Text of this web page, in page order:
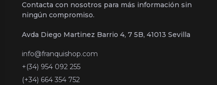
Contacta con nosotros para más información sin
ningún compromiso.
Avda Diego Martinez Barrio 4, 7 5B, 41013 Sevilla
info@franquishop.com
+(34) 954 092 255
(+34) 664 354 752